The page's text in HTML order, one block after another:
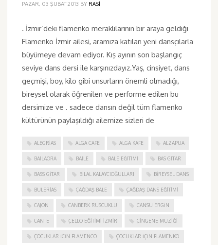
PAZAR, 03 ŞUBAT 2013 BY RASI
. İzmir’deki flamenko meraklılarının bir araya geldiği
Flamenko İzmir ailesi, aramıza katılan yeni dansçılarla
büyümeye devam ediyor. Kış ayının son başlangıç
seviye dans dersi ile karşınızdayız.Yaş, cinsiyet, dans
geçmişi, boy, kilo gibi unsurların önemli olmadığı,
bireysel olarak öğrenilen ve performe edilen bu
dersimize ve . sadece dansın değil tüm flamenko
kültürünün paylaşıldığı ailemize sizleri de
ALEGRIAS ALGA CAFE ALGA KAFE ALZAPUA
BAILAORA BAILE BALE EĞITIMI BAS GITAR
BASS GITAR BILAL KALAYCIOĞULLARI BIREYSEL DANS
BULERIAS ÇAĞDAŞ BALE ÇAĞDAŞ DANS EĞITIMI
CAJON CANBERK RUSCUKLU CANSU ERGIN
CANTE ÇELLO EĞITIMI İZMIR ÇINGENE MÜZIĞI
ÇOCUKLAR IÇIN FLAMENCO ÇOCUKLAR IÇIN FLAMENKO